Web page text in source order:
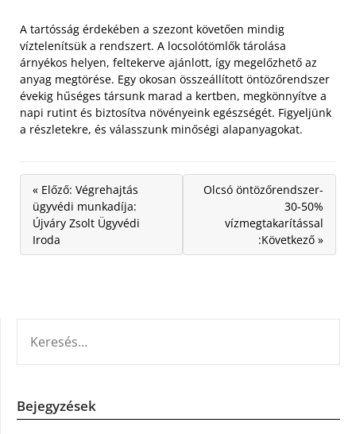
A tartósság érdekében a szezont követően mindig
víztelenítsük a rendszert. A locsolótömlők tárolása
árnyékos helyen, feltekerve ajánlott, így megelőzhető az
anyag megtörése. Egy okosan összeállított öntözőrendszer
évekig hűséges társunk marad a kertben, megkönnyítve a
napi rutint és biztosítva növényeink egészségét. Figyeljünk
a részletekre, és válasszunk minőségi alapanyagokat.
« Előző: Végrehajtás
ügyvédi munkadíja:
Újváry Zsolt Ügyvédi
Iroda
Olcsó öntözőrendszer-
30-50%
vízmegtakarítással
:Következő »
Bejegyzések